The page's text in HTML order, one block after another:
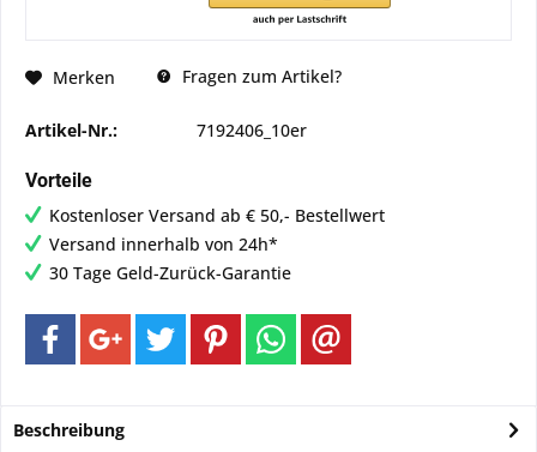
Merken Fragen zum Artikel?
Artikel-Nr.: 7192406_10er
Vorteile
Kostenloser Versand ab € 50,- Bestellwert
Versand innerhalb von 24h*
30 Tage Geld-Zurück-Garantie
Beschreibung